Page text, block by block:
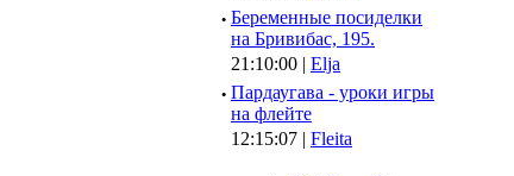
· Беременные посиделки
на Бривибас, 195.
21:10:00 | Elja
· Пардаугава - уроки игры
на флейте
12:15:07 | Fleita